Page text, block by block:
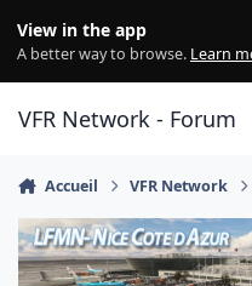
View in the app
A better way to browse. Learn
VFR Network - Forum
Accueil VFR Network